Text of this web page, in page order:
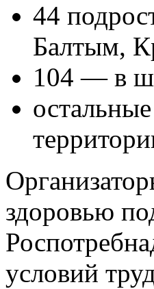
44
Балтым,
104 — в
здоровью
условий